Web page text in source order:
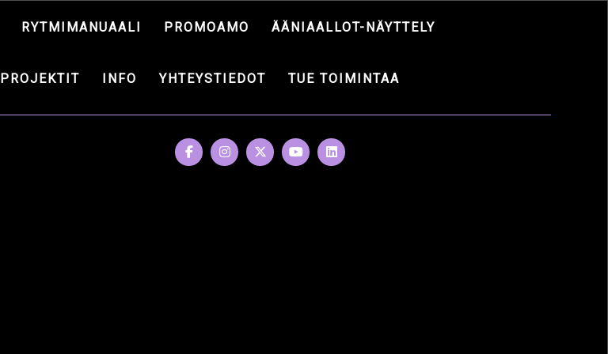
RYTMIMANUAALI PROMOAMO ÄÄNIAALLOT-NÄYTTELY
PROJEKTIT INFO YHTEYSTIEDOT TUE TOIMINTAA